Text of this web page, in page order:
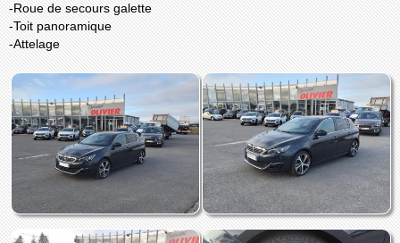
-Roue de secours galette
-Toit panoramique
-Attelage